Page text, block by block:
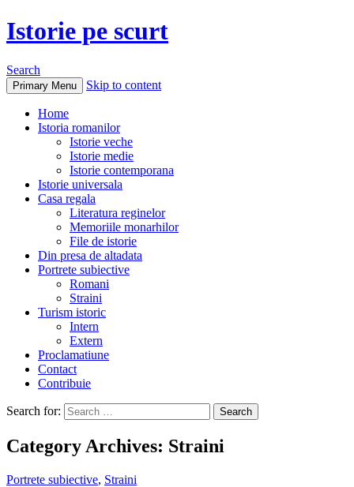
Istorie pe scurt
Search
Primary Menu Skip to content
Home
Istoria romanilor
Istorie veche
Istorie medie
Istorie contemporana
Istorie universala
Casa regala
Literatura reginelor
Memoriile monarhilor
File de istorie
Din presa de altadata
Portrete subiective
Romani
Straini
Turism istoric
Intern
Extern
Proclamatiune
Contact
Contribuie
Search for:
Category Archives: Straini
Portrete subiective, Straini